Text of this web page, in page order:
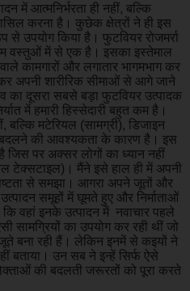
में आत्मनिर्भरता ही नहीं, बल्कि
करना है। कुछेक क्षेत्रों ने ही इस
उपयोग किया है। फुटवियर रोजमर्रा
वस्तुओं में से एक है। इसका इस्तेमाल
कामगारों और लगातार भागमभाग कर
अपनी शारीरिक सीमाओं से आगे जाने
का दूसरा सबसे बड़ा फुटवियर उत्पादक
में हमारी हिस्सेदारी बहुत कम है।
बल्कि मटेरियल (सामग्री), डिजाइन
बदलने की आवश्यकता के कारण है। इस
पर अक्सर लोगों का ध्यान नहीं
टेक्सटाइल)। मैंने इसे हाल ही में अपनी
से समझा। आगरा अपने जूतों और
समूहों में घूमते हुए और निर्माताओं
वहां इनके उत्पादन में नवाचार पहले
सामग्रियों का उपयोग कर रही थीं जो
बना रही हैं। लेकिन इनमें से कइयों ने
बताया। उन सब ने इन्हें सिर्फ ऐसे
की बदलती जरूरतों को पूरा करते